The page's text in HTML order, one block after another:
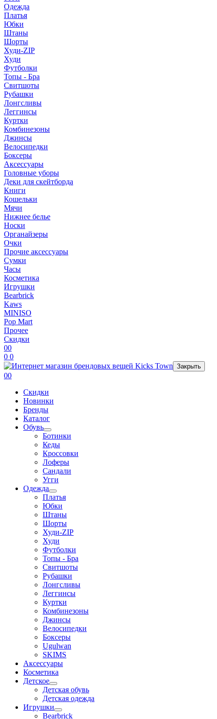
Одежда
Платья
Юбки
Штаны
Шорты
Худи-ZIP
Худи
Футболки
Топы - Бра
Свитшоты
Рубашки
Лонгсливы
Леггинсы
Куртки
Комбинезоны
Джинсы
Велосипедки
Боксеры
Аксессуары
Головные уборы
Деки для скейтборда
Книги
Кошельки
Мячи
Нижнее белье
Носки
Органайзеры
Очки
Прочие аксессуары
Сумки
Часы
Косметика
Игрушки
Bearbrick
Kaws
MINISO
Pop Mart
Прочее
Скидки
00
0 0
Закрыть
00
Скидки
Новинки
Бренды
Каталог
Обувь
Ботинки
Кеды
Кроссовки
Лоферы
Сандали
Угги
Одежда
Платья
Юбки
Штаны
Шорты
Худи-ZIP
Худи
Футболки
Топы - Бра
Свитшоты
Рубашки
Лонгсливы
Леггинсы
Куртки
Комбинезоны
Джинсы
Велосипедки
Боксеры
Ugulwan
SKIMS
Аксессуары
Косметика
Детское
Детская обувь
Детская одежда
Игрушки
Bearbrick